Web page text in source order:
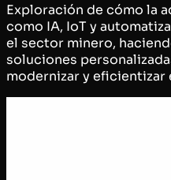
Exploración de cómo la
como IA, IoT y
el sector minero,
soluciones
modernizar y eficientizar